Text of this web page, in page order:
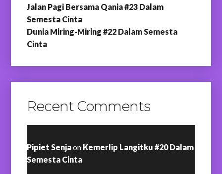
Jalan Pagi Bersama Qania #23 Dalam
Semesta Cinta
Dunia Miring-Miring #22 Dalam Semesta
Cinta
Recent Comments
Pipiet Senjaon Kemerlip Langitku #20 Dalam
Semesta Cinta